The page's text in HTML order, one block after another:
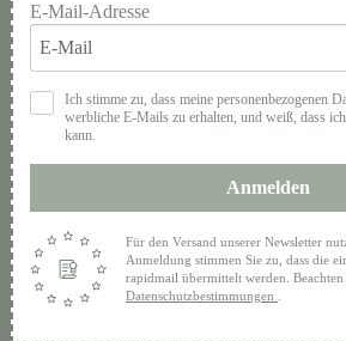
E-Mail-Adresse
Ich stimme zu, dass meine personenbezogenen
werbliche E-Mails zu erhalten, und weiß, dass
kann.
Anmelden
Für den Versand unserer Newsletter
Anmeldung stimmen Sie zu, dass die
rapidmail übermittelt werden. Beachten
Datenschutzbestimmungen